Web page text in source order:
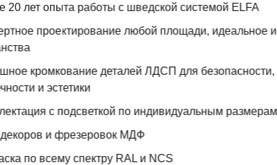
системы хранения. Несущий
прорези для удобной установки стоек.
20 лет опыта работы с шведской системой ELFA
проектирование любой площади, идеальное
кромкование деталей ЛДСП для безопасности,
и эстетики
с подсветкой по индивидуальным размерам
и фрезеровок МДФ
по всему спектру RAL и NCS